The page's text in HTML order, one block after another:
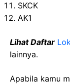
SKCK
AK1
Lihat Daftar
lainnya.
Apabila kamu